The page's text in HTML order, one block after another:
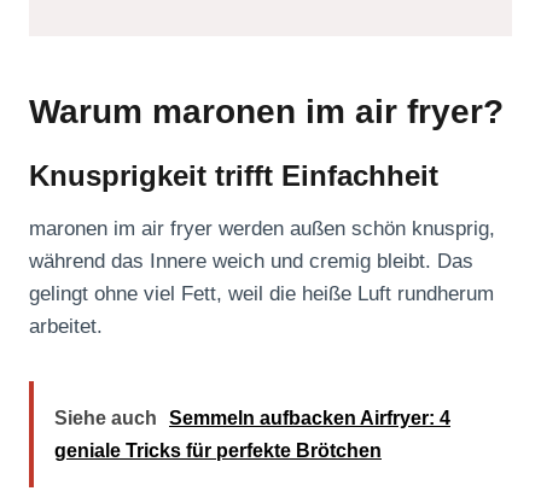
Warum maronen im air fryer?
Knusprigkeit trifft Einfachheit
maronen im air fryer werden außen schön knusprig,
während das Innere weich und cremig bleibt. Das
gelingt ohne viel Fett, weil die heiße Luft rundherum
arbeitet.
Siehe auch
Semmeln aufbacken Airfryer: 4
geniale Tricks für perfekte Brötchen